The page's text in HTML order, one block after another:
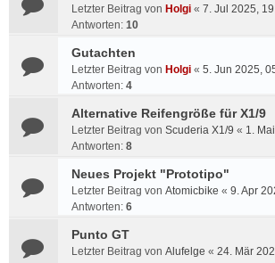
Letzter Beitrag von Holgi « 7. Jul 2025,
Antworten: 10
Gutachten
Letzter Beitrag von Holgi « 5. Jun 2025,
Antworten: 4
Alternative Reifengröße für X1/9
Letzter Beitrag von Scuderia X1/9 « 1.
Antworten: 8
Neues Projekt "Prototipo"
Letzter Beitrag von Atomicbike « 9. Apr
Antworten: 6
Punto GT
Letzter Beitrag von Alufelge « 24. Mär